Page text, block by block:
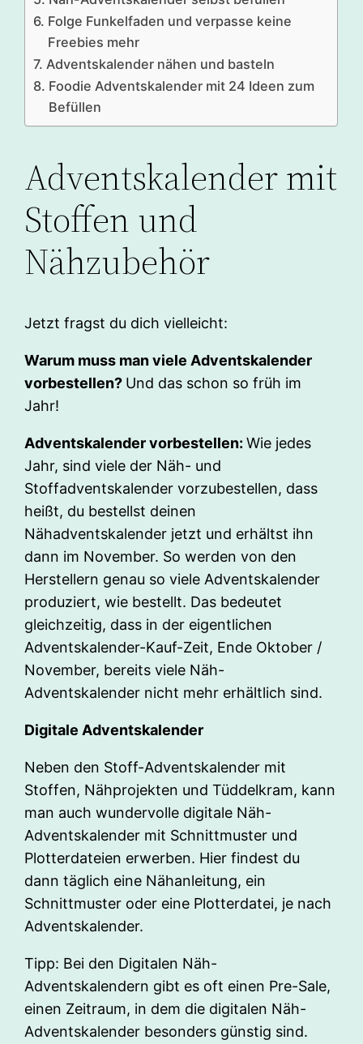
Folge Funkelfaden und verpasse keine
Freebies mehr
Adventskalender nähen und basteln
Foodie Adventskalender mit 24 Ideen zum
Befüllen
Adventskalender mit
Stoffen und
Nähzubehör
Jetzt fragst du dich vielleicht:
Warum muss man viele Adventskalender
vorbestellen? Und das schon so früh im
Jahr!
Adventskalender vorbestellen:Wie jedes
Jahr, sind viele der Näh- und
Stoffadventskalender vorzubestellen, dass
heißt, du bestellst deinen
Nähadventskalender jetzt und erhältst ihn
dann im November. So werden von den
Herstellern genau so viele Adventskalender
produziert, wie bestellt. Das bedeutet
gleichzeitig, dass in der eigentlichen
Adventskalender-Kauf-Zeit, Ende Oktober /
November, bereits viele Näh-
Adventskalender nicht mehr erhältlich sind.
Digitale Adventskalender
Neben den Stoff-Adventskalender mit
Stoffen, Nähprojekten und Tüddelkram, kann
man auch wundervolle digitale Näh-
Adventskalender mit Schnittmuster und
Plotterdateien erwerben. Hier findest du
dann täglich eine Nähanleitung, ein
Schnittmuster oder eine Plotterdatei, je nach
Adventskalender.
Tipp: Bei den Digitalen Näh-
Adventskalendern gibt es oft einen Pre-Sale,
einen Zeitraum, in dem die digitalen Näh-
Adventskalender besonders günstig sind.